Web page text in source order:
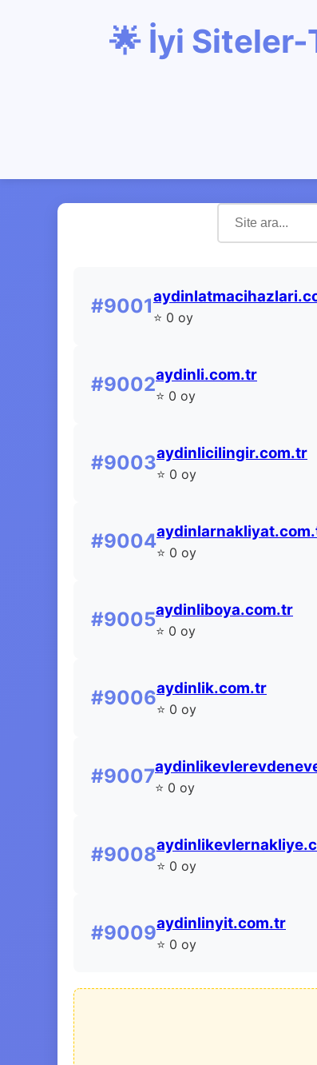
🌟 İyi
#9001 ⭐ 0 oy
#9002aydinli.com.tr
⭐ 0 oy
#9003aydinlicilingir.com.tr
⭐ 0 oy
#9004⭐ 0 oy
#9005aydinliboya.com.tr
⭐ 0 oy
#9006aydinlik.com.tr
⭐ 0 oy
#9007⭐ 0 oy
#9008⭐ 0 oy
#9009aydinlinyit.com.tr
⭐ 0 oy